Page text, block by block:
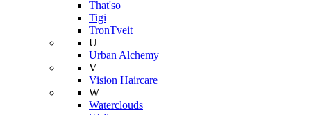
That'so
Tigi
TronTveit
U
Urban Alchemy
V
Vision Haircare
W
Waterclouds